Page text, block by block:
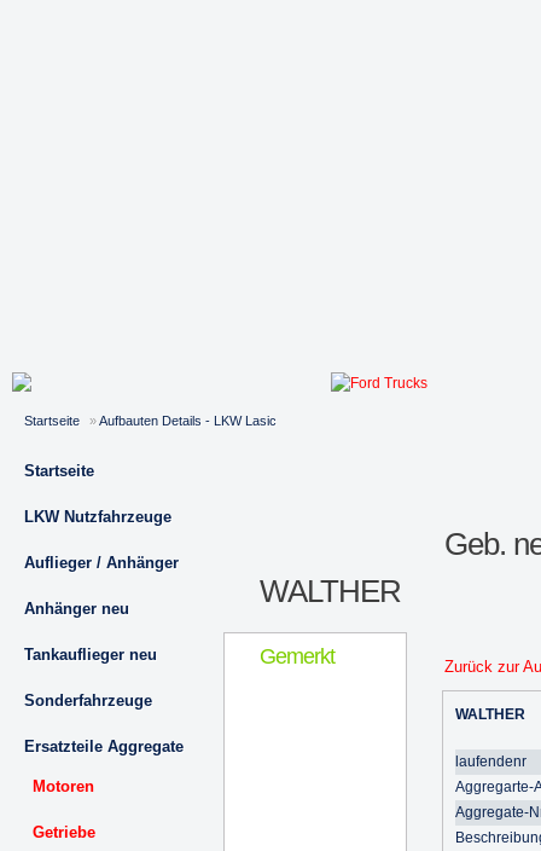
Startseite »Aufbauten Details - LKW Lasic
Startseite
LKW Nutzfahrzeuge
Auflieger / Anhänger
Anhänger neu
Tankauflieger neu
Sonderfahrzeuge
Ersatzteile Aggregate
Motoren
Getriebe
Geb.
WALTHER
Gemerkt Zurück zur
WALTHER
laufendenr
Aggregarte-
Aggregate-